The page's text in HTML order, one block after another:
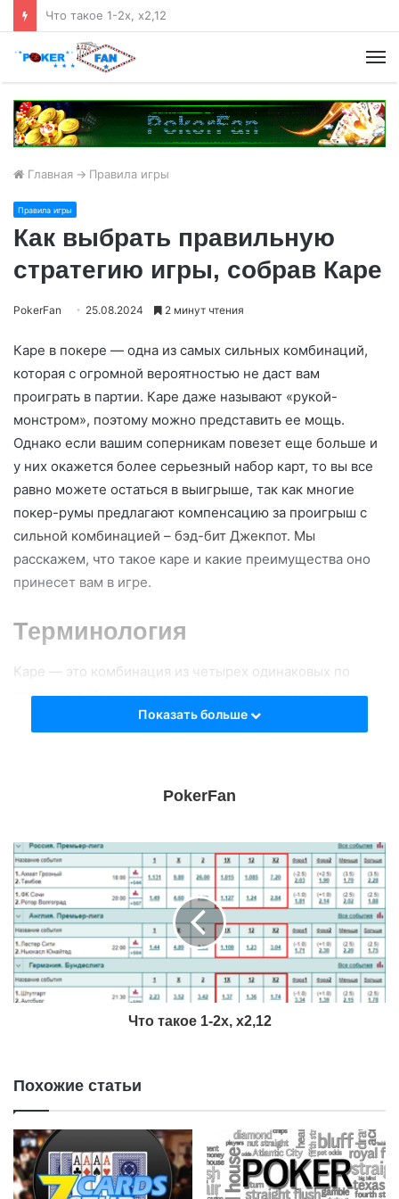
Главная -> Правила игры
Правила игры
Как выбрать правильную
стратегию игры, собрав Каре
PokerFan 25.08.2024 2 минут чтения
Каре в покере — одна из самых сильных комбинаций,
которая с огромной вероятностью не даст вам
проиграть в партии. Каре даже называют «рукой-
монстром», поэтому можно представить ее мощь.
Однако если вашим соперникам повезет еще больше и
у них окажется более серьезный набор карт, то вы все
равно можете остаться в выигрыше, так как многие
покер-румы предлагают компенсацию за проигрыш с
сильной комбинацией – бэд-бит Джекпот. Мы
расскажем, что такое каре и какие преимущества оно
принесет вам в игре.
Терминология
Каре — это комбинация из четырех одинаковых по
рангу карт. Не до конца известно, откуда взялось
название, но существует теория, что оно пришло из
термин каре, который пришел из французского языка, в
Шанс собрать Каре
Как мы уже говорили, это очень редкая комбинация
карт, чтобы убедиться, предлагаем некоторые варианты
шансов.
Показать больше
PokerFan
Что такое 1-2х, х2,12
Похожие статьи